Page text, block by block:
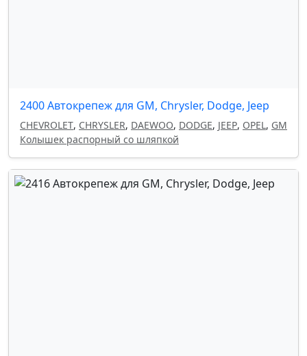
2400 Автокрепеж для GM, Chrysler, Dodge, Jeep
CHEVROLET, CHRYSLER, DAEWOO, DODGE, JEEP, OPEL, GM
Колышек распорный со шляпкой